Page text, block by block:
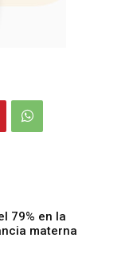
79% en la
materna